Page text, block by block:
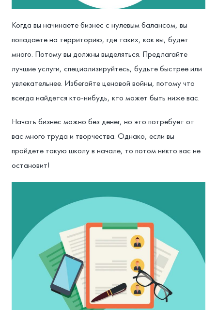
Когда вы начинаете бизнес с нулевым балансом, вы
попадаете на территорию, где таких, как вы, будет
много. Потому вы должны выделяться. Предлагайте
лучшие услуги, специализируйтесь, будьте быстрее или
увлекательнее. Избегайте ценовой войны, потому что
всегда найдется кто-нибудь, кто может быть ниже вас.
Начать бизнес можно без денег, но это потребует от
вас много труда и творчества. Однако, если вы
пройдете такую ​​школу в начале, то потом никто вас не
остановит!